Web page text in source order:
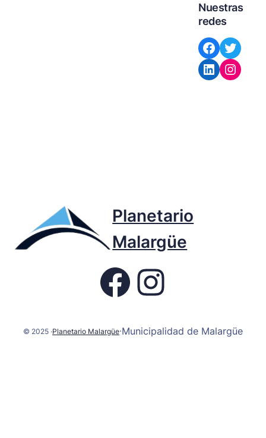
Nuestras
redes
Facebook
Twitter
LinkedIn
Instagram
Planetario
Malargüe
Fb page Planetario Instagram
© 2025 ·Planetario Malargüe·Municipalidad de Malargüe